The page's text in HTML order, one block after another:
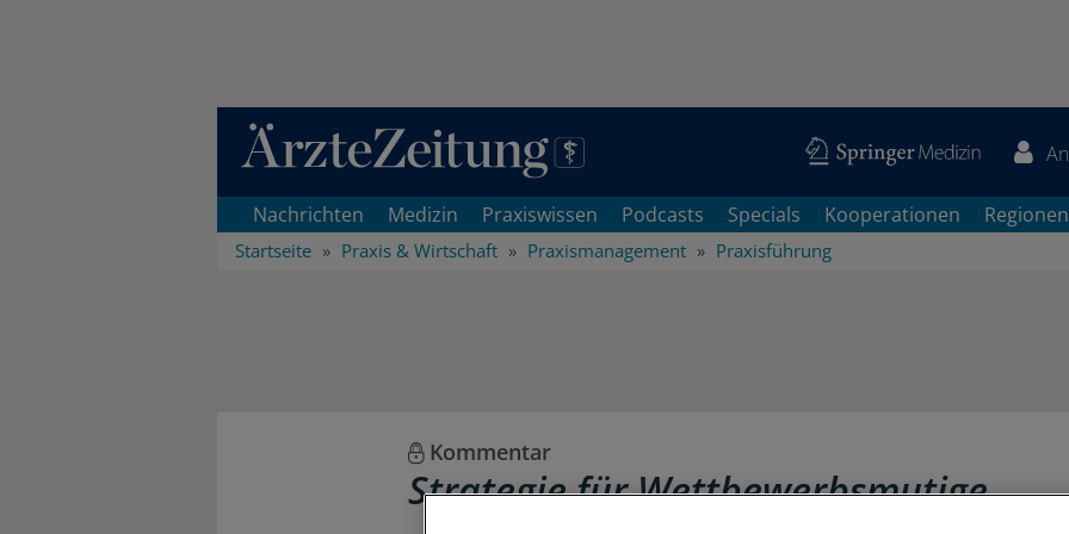
Direkt zum Inhaltsbereich
Nachrichten Medizin Praxiswissen Podcasts Specials Kooperationen Regionen
Startseite Praxis & Wirtschaft Praxismanagement Praxisführung
Kommentar
Strategie für Wettbewerbsmutige